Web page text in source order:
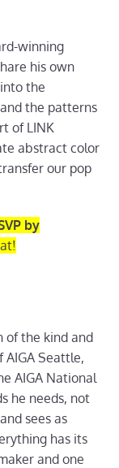
winning
his own
the
the patterns
of LINK
abstract color
our pop
by
of the kind and
AIGA Seattle,
AIGA National
he needs, not
sees as
has its
and one